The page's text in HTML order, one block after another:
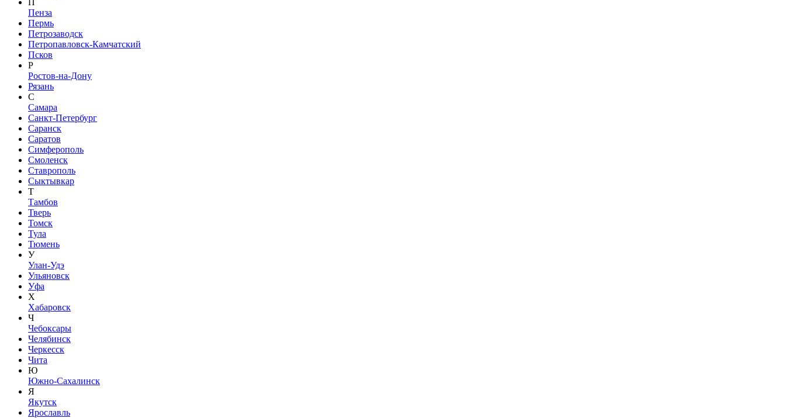
П
Пенза
Пермь
Петрозаводск
Петропавловск-Камчатский
Псков
Р
Ростов-на-Дону
Рязань
С
Самара
Санкт-Петербург
Саранск
Саратов
Симферополь
Смоленск
Ставрополь
Сыктывкар
Т
Тамбов
Тверь
Томск
Тула
Тюмень
У
Улан-Удэ
Ульяновск
Уфа
Х
Хабаровск
Ч
Чебоксары
Челябинск
Черкесск
Чита
Ю
Южно-Сахалинск
Я
Якутск
Ярославль